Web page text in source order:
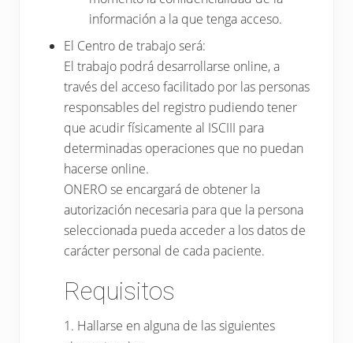
información a la que tenga acceso.
El Centro de trabajo será:
El trabajo podrá desarrollarse online, a
través del acceso facilitado por las personas
responsables del registro pudiendo tener
que acudir físicamente al ISCIII para
determinadas operaciones que no puedan
hacerse online.
ONERO se encargará de obtener la
autorización necesaria para que la persona
seleccionada pueda acceder a los datos de
carácter personal de cada paciente.
Requisitos
1. Hallarse en alguna de las siguientes